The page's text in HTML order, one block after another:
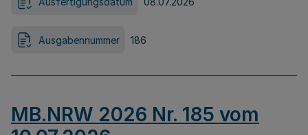
Ausgabennummer 186
MB.NRW 2026 Nr. 185 vom